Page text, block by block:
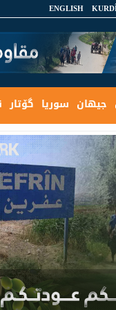
ENGLISH
جیهان سوریا گۆتار